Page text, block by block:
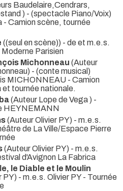
Baudelaire,Cendrars,
) - (spectacle Piano/Voix)
- Camion scène, tournée
((seul en scène)) - de et m.e.s.
Moderne Parisien
Michonneau (Auteur
- (conte musical)
MICHONNEAU - Camion
tournée nationale.
(Auteur Lope de Vega ) -
HEYNEMANN
(Auteur Olivier PY) - m.e.s.
de La Ville/Espace Pierre
(Auteur Olivier PY) - m.e.s.
d'Avignon La Fabrica
le Diable et le Moulin
PY) - m.e.s. Olivier PY- Tournée